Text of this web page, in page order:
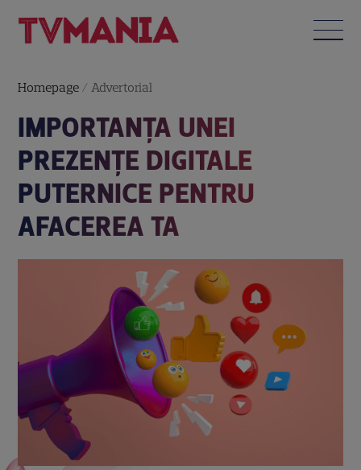
Homepage / Advertorial
IMPORTANȚA UNEI
PREZENȚE DIGITALE
PUTERNICE PENTRU
AFACEREA TA